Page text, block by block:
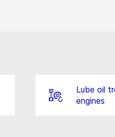
Lube oil
engines